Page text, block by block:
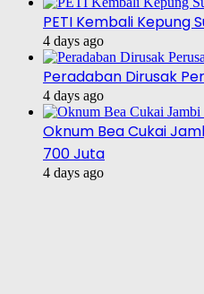
PETI Kembali Kepung
4 days ago
Peradaban Dirusak
4 days ago
Oknum Bea Cukai
700 Juta
4 days ago